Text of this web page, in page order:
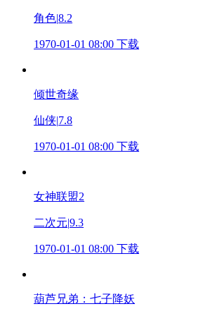
角色|8.2
1970-01-01 08:00 下载
倾世奇缘
仙侠|7.8
1970-01-01 08:00 下载
女神联盟2
二次元|9.3
1970-01-01 08:00 下载
葫芦兄弟：七子降妖